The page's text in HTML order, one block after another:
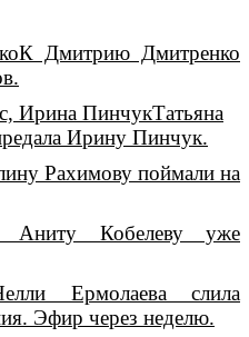
К Дмитрию Дмитренко
Татьяна
Ирину Пинчук.
Рахимову поймали на
Аниту Кобелеву уже
Ермолаева слила
Эфир через неделю.